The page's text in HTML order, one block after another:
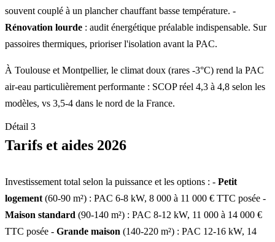
souvent couplé à un plancher chauffant basse température. -
Rénovation lourde : audit énergétique préalable indispensable. Sur
passoires thermiques, prioriser l'isolation avant la PAC.
À Toulouse et Montpellier, le climat doux (rares -3°C) rend la PAC
air-eau particulièrement performante : SCOP réel 4,3 à 4,8 selon les
modèles, vs 3,5-4 dans le nord de la France.
Détail 3
Tarifs et aides 2026
Investissement total selon la puissance et les options : - Petit
logement (60-90 m²) : PAC 6-8 kW, 8 000 à 11 000 € TTC posée -
Maison standard (90-140 m²) : PAC 8-12 kW, 11 000 à 14 000 €
TTC posée - Grande maison (140-220 m²) : PAC 12-16 kW, 14